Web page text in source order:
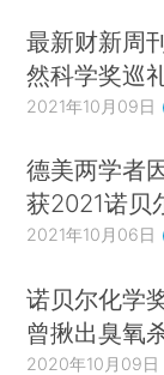
最新财新周
然科学奖巡
2021年10月09日
德美两学者
获2021诺贝
2021年10月06日
诺贝尔化学
曾揪出臭氧
2020年10月09日